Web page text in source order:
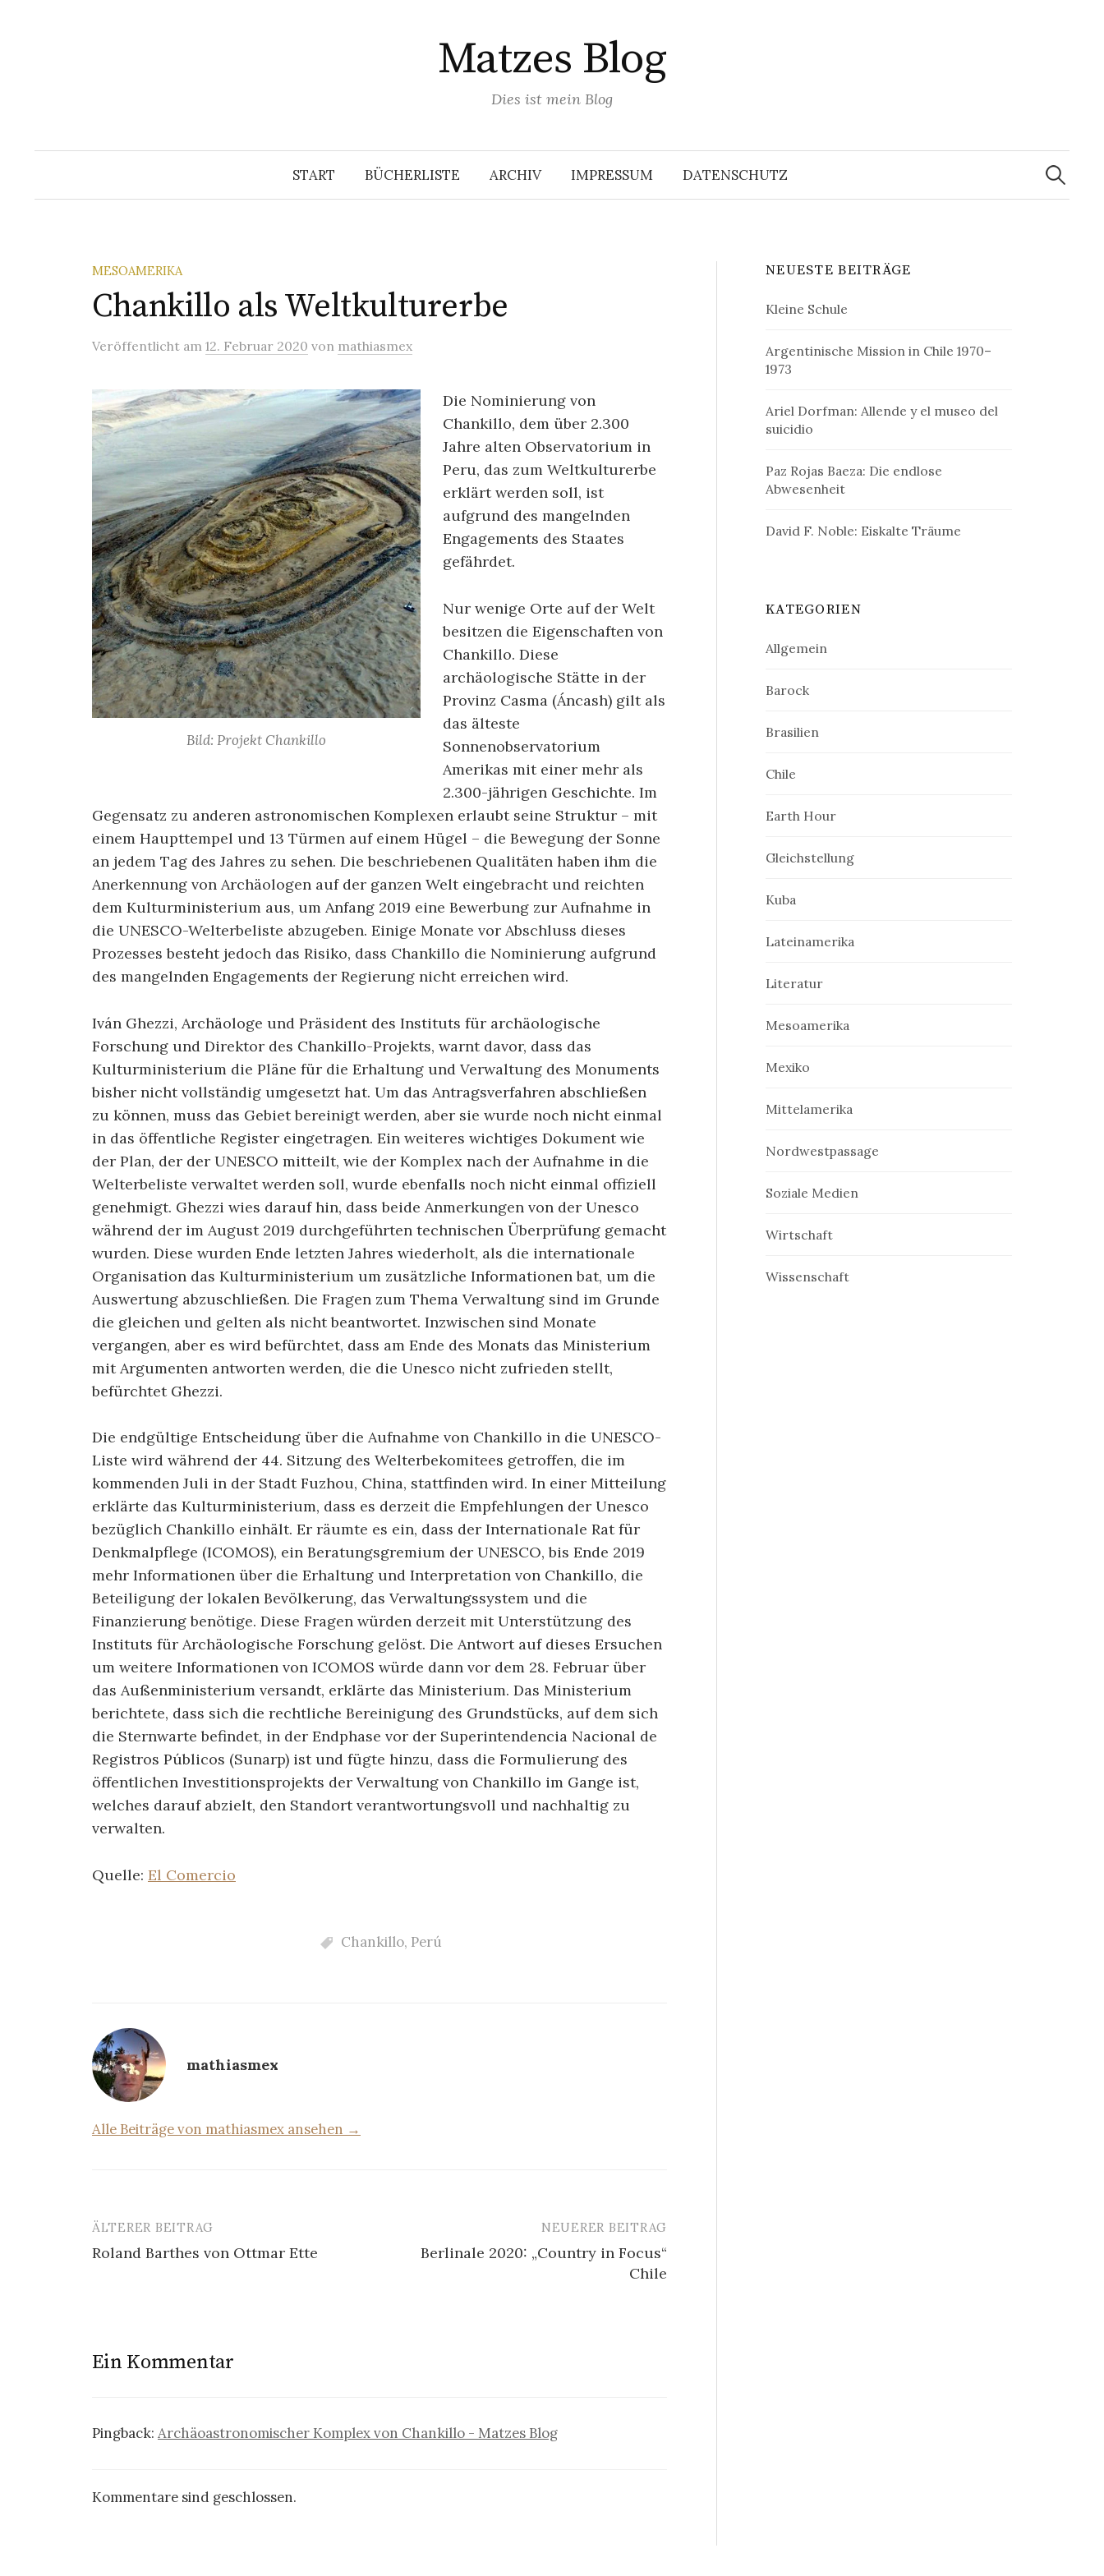
Matzes Blog
Dies ist mein Blog
START BÜCHERLISTE ARCHIV IMPRESSUM DATENSCHUTZ
Suchen
nach:
MESOAMERIKA
Chankillo als Weltkulturerbe
Veröffentlicht am 12. Februar 2020 von mathiasmex
Bild: Projekt Chankillo
Die Nominierung von
Chankillo, dem über 2.300
Jahre alten Observatorium in
Peru, das zum Weltkulturerbe
erklärt werden soll, ist
aufgrund des mangelnden
Engagements des Staates
gefährdet.
Nur wenige Orte auf der Welt
besitzen die Eigenschaften von
Chankillo. Diese
archäologische Stätte in der
Provinz Casma (Áncash) gilt als
das älteste
Sonnenobservatorium
Amerikas mit einer mehr als
2.300-jährigen Geschichte. Im
Gegensatz zu anderen astronomischen Komplexen erlaubt seine Struktur – mit
einem Haupttempel und 13 Türmen auf einem Hügel – die Bewegung der Sonne
an jedem Tag des Jahres zu sehen. Die beschriebenen Qualitäten haben ihm die
Anerkennung von Archäologen auf der ganzen Welt eingebracht und reichten
dem Kulturministerium aus, um Anfang 2019 eine Bewerbung zur Aufnahme in
die UNESCO-Welterbeliste abzugeben. Einige Monate vor Abschluss dieses
Prozesses besteht jedoch das Risiko, dass Chankillo die Nominierung aufgrund
des mangelnden Engagements der Regierung nicht erreichen wird.
Iván Ghezzi, Archäologe und Präsident des Instituts für archäologische
Forschung und Direktor des Chankillo-Projekts, warnt davor, dass das
Kulturministerium die Pläne für die Erhaltung und Verwaltung des Monuments
bisher nicht vollständig umgesetzt hat. Um das Antragsverfahren abschließen
zu können, muss das Gebiet bereinigt werden, aber sie wurde noch nicht einmal
in das öffentliche Register eingetragen. Ein weiteres wichtiges Dokument wie
der Plan, der der UNESCO mitteilt, wie der Komplex nach der Aufnahme in die
Welterbeliste verwaltet werden soll, wurde ebenfalls noch nicht einmal offiziell
genehmigt. Ghezzi wies darauf hin, dass beide Anmerkungen von der Unesco
während der im August 2019 durchgeführten technischen Überprüfung gemacht
wurden. Diese wurden Ende letzten Jahres wiederholt, als die internationale
Organisation das Kulturministerium um zusätzliche Informationen bat, um die
Auswertung abzuschließen. Die Fragen zum Thema Verwaltung sind im Grunde
die gleichen und gelten als nicht beantwortet. Inzwischen sind Monate
vergangen, aber es wird befürchtet, dass am Ende des Monats das Ministerium
mit Argumenten antworten werden, die die Unesco nicht zufrieden stellt,
befürchtet Ghezzi.
Die endgültige Entscheidung über die Aufnahme von Chankillo in die UNESCO-
Liste wird während der 44. Sitzung des Welterbekomitees getroffen, die im
kommenden Juli in der Stadt Fuzhou, China, stattfinden wird. In einer Mitteilung
erklärte das Kulturministerium, dass es derzeit die Empfehlungen der Unesco
bezüglich Chankillo einhält. Er räumte es ein, dass der Internationale Rat für
Denkmalpflege (ICOMOS), ein Beratungsgremium der UNESCO, bis Ende 2019
mehr Informationen über die Erhaltung und Interpretation von Chankillo, die
Beteiligung der lokalen Bevölkerung, das Verwaltungssystem und die
Finanzierung benötige. Diese Fragen würden derzeit mit Unterstützung des
Instituts für Archäologische Forschung gelöst. Die Antwort auf dieses Ersuchen
um weitere Informationen von ICOMOS würde dann vor dem 28. Februar über
das Außenministerium versandt, erklärte das Ministerium. Das Ministerium
berichtete, dass sich die rechtliche Bereinigung des Grundstücks, auf dem sich
die Sternwarte befindet, in der Endphase vor der Superintendencia Nacional de
Registros Públicos (Sunarp) ist und fügte hinzu, dass die Formulierung des
öffentlichen Investitionsprojekts der Verwaltung von Chankillo im Gange ist,
welches darauf abzielt, den Standort verantwortungsvoll und nachhaltig zu
verwalten.
Quelle: El Comercio
Chankillo, Perú
mathiasmex
Alle Beiträge von mathiasmex ansehen →
Beitrags-
Navigation
ÄLTERER BEITRAG
Roland Barthes von Ottmar Ette
NEUERER BEITRAG
Berlinale 2020: „Country in Focus“
Chile
Ein Kommentar
Pingback: Archäoastronomischer Komplex von Chankillo - Matzes Blog
Kommentare sind geschlossen.
NEUESTE BEITRÄGE
Kleine Schule
Argentinische Mission in Chile 1970–
1973
Ariel Dorfman: Allende y el museo del
suicidio
Paz Rojas Baeza: Die endlose
Abwesenheit
David F. Noble: Eiskalte Träume
KATEGORIEN
Allgemein
Barock
Brasilien
Chile
Earth Hour
Gleichstellung
Kuba
Lateinamerika
Literatur
Mesoamerika
Mexiko
Mittelamerika
Nordwestpassage
Soziale Medien
Wirtschaft
Wissenschaft